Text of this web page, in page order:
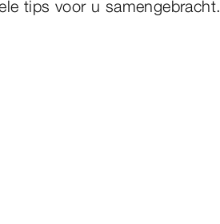
tips voor u samengebracht.